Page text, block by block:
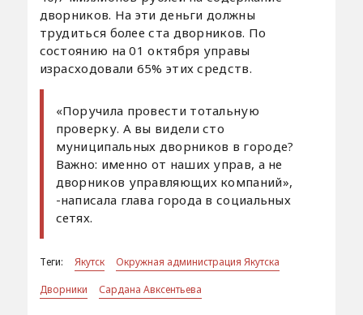
дворников. На эти деньги должны
трудиться более ста дворников. По
состоянию на 01 октября управы
израсходовали 65% этих средств.
«Поручила провести тотальную
проверку. А вы видели сто
муниципальных дворников в городе?
Важно: именно от наших управ, а не
дворников управляющих компаний»,
-написала глава города в социальных
сетях.
Теги: Якутск
Окружная администрация Якутска
Дворники
Сардана Авксентьева